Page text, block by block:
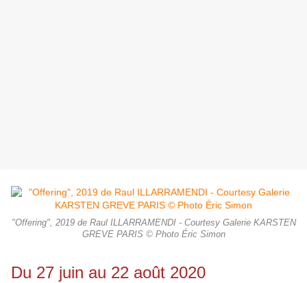
"Offering", 2019 de Raul ILLARRAMENDI - Courtesy Galerie KARSTEN
GREVE PARIS © Photo Éric Simon
Du 27 juin au 22 août 2020